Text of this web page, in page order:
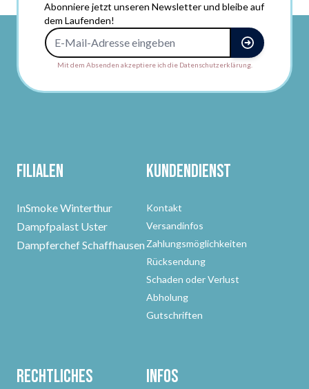
Abonniere jetzt unseren Newsletter und bleibe auf
dem Laufenden!
Mit dem Absenden akzeptiere ich die Datenschutzerklärung.
Filialen
InSmoke Winterthur
Dampfpalast Uster
Dampferchef Schaffhausen
Kundendienst
Kontakt
Versandinfos
Zahlungsmöglichkeiten
Rücksendung
Schaden oder Verlust
Abholung
Gutschriften
Rechtliches Infos